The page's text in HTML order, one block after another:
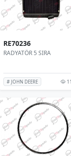
RE70236
RADYATÖR 5 SIRA
# JOHN DEERE